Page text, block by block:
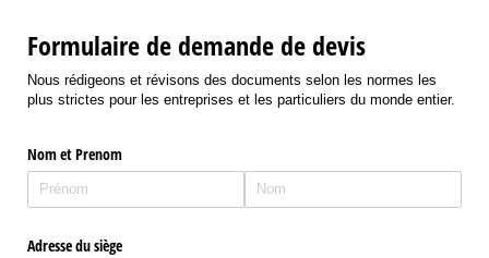
Formulaire de demande de devis
Nous rédigeons et révisons des documents selon les normes les
plus strictes pour les entreprises et les particuliers du monde entier.
Nom et Prenom
Adresse du siège